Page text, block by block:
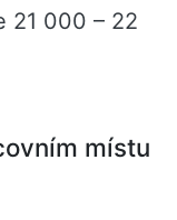
21 000 – 22
místu